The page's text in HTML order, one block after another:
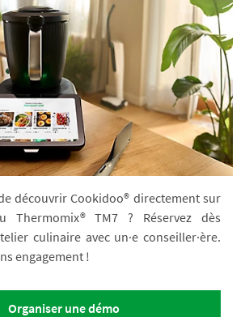
découvrir Cookidoo® directement sur
Thermomix® TM7 ? Réservez dès
culinaire avec un·e conseiller·ère.
engagement !
Organiser une démo